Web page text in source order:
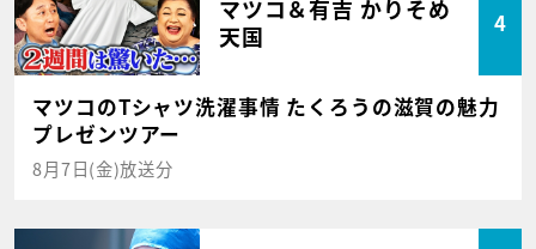
マツコ＆有吉 かりそめ
天国
4
マツコのTシャツ洗濯事情 たくろうの滋賀の魅力
プレゼンツアー
8月7日(金)放送分